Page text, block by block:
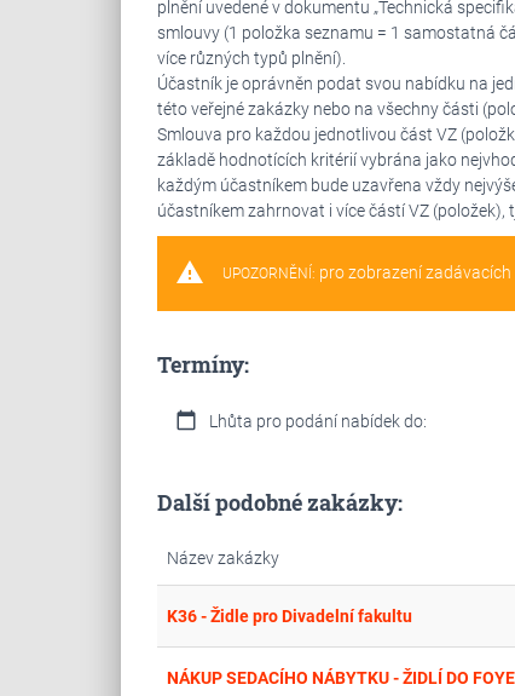
plnění uvedené v dokumentu „Technická
smlouvy (1 položka seznamu = 1 samostatná
více různých typů plnění).
Účastník je oprávněn podat svou nabídku na
této veřejné zakázky nebo na všechny části
Smlouva pro každou jednotlivou část VZ
základě hodnotících kritérií vybrána jako
každým účastníkem bude uzavřena vždy
účastníkem zahrnovat i více částí VZ (položek),
warning UPOZORNĚNÍ: pro zobrazení
Termíny:
calendar_today Lhůta pro podání nabídek do:
Další podobné zakázky:
Název zakázky
K36 - Židle pro Divadelní fakultu
NÁKUP SEDACÍHO NÁBYTKU - ŽIDLÍ DO